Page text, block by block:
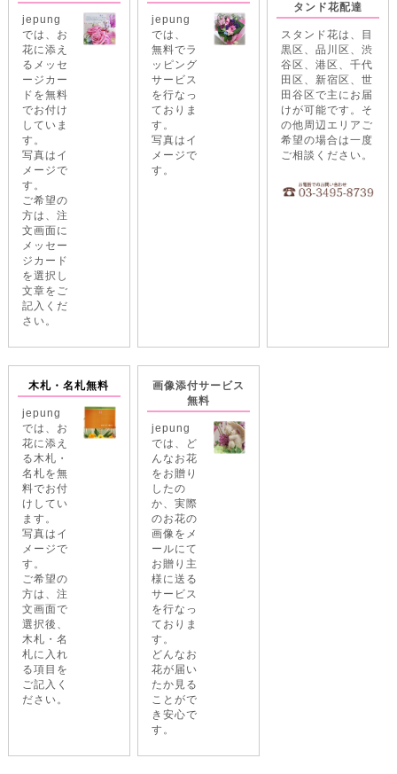
jepung
では、お
花に添え
るメッセ
ージカー
ドを無料
でお付け
していま
す。
写真はイ
メージで
す。
ご希望の
方は、注
文画面に
メッセー
ジカード
を選択し
文章をご
記入くだ
さい。
jepung
では、
無料でラ
ッピング
サービス
を行なっ
ておりま
す。
写真はイ
メージで
す。
タンド花配達
スタンド花は、目
黒区、品川区、渋
谷区、港区、千代
田区、新宿区、世
田谷区で主にお届
けが可能です。そ
の他周辺エリアご
希望の場合は一度
ご相談ください。
木札・名札無料
jepung
では、お
花に添え
る木札・
名札を無
料でお付
けしてい
ます。
写真はイ
メージで
す。
ご希望の
方は、注
文画面で
選択後、
木札・名
札に入れ
る項目を
ご記入く
ださい。
画像添付サービス
無料
jepung
では、ど
んなお花
をお贈り
したの
か、実際
のお花の
画像をメ
ールにて
お贈り主
様に送る
サービス
を行なっ
ておりま
す。
どんなお
花が届い
たか見る
ことがで
き安心で
す。